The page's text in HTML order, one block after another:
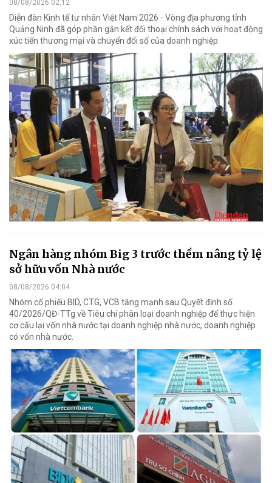
08/08/2026 02:12
Diễn đàn Kinh tế tư nhân Việt Nam 2026 - Vòng địa phương tỉnh
Quảng Ninh đã góp phần gắn kết đối thoại chính sách với hoạt động
xúc tiến thương mại và chuyển đổi số của doanh nghiệp.
Ngân hàng nhóm Big 3 trước thềm nâng tỷ lệ
sở hữu vốn Nhà nước
08/08/2026 04:04
Nhóm cổ phiếu BID, CTG, VCB tăng mạnh sau Quyết định số
40/2026/QĐ-TTg về Tiêu chí phân loại doanh nghiệp để thực hiện
cơ cấu lại vốn nhà nước tại doanh nghiệp nhà nước, doanh nghiệp
có vốn nhà nước.